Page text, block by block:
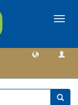
Geçiş